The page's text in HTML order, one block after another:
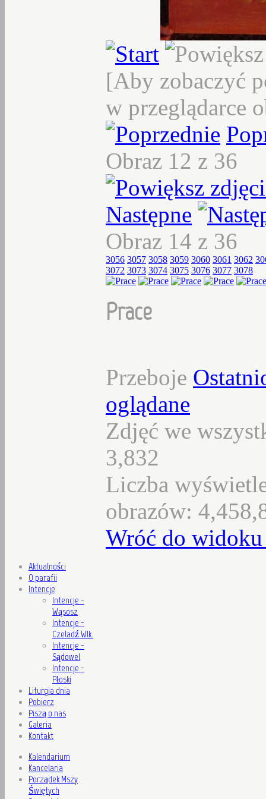
[Aby zobaczyć
w przeglądarce
Obraz 12 z 36
Następne
Obraz 14 z 36
3056 3057 3058 3059 3060 3061 3062
3072 3073 3074 3075 3076 3077 3078
Prace
Przeboje
oglądane
Zdjęć we
3,832
Liczba
obrazów:
Wróć do
Aktualności
O parafii
Intencje
Intencje -
Wąsosz
Intencje -
Czeladź Wlk.
Intencje -
Sądowel
Intencje -
Płoski
Liturgia dnia
Pobierz
Piszą o nas
Galeria
Kontakt
Kalendarium
Kancelaria
Porządek Mszy
Świętych